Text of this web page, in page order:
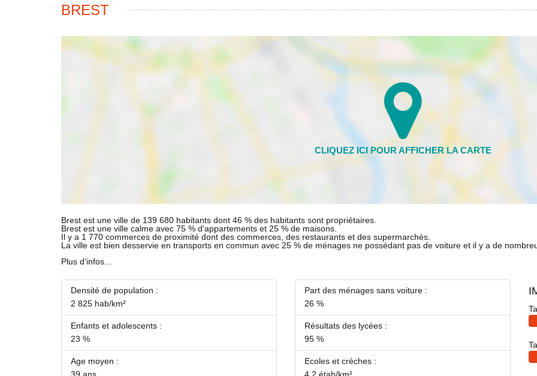
BREST
Brest est une ville de 139 680 habitants dont 46 % des habitants sont propriétaires.
Brest est une ville calme avec 75 % d'appartements et 25 % de maisons.
Il y a 1 770 commerces de proximité dont des commerces, des restaurants et des supermarchés.
La ville est bien desservie en transports en commun avec 25 % de ménages ne possédant pas de voiture et il y a de
Plus d'infos...
Densité de population :
2 825 hab/km²
Enfants et adolescents :
23 %
Age moyen :
Part des ménages sans voiture :
26 %
Résultats des lycées :
95 %
Ecoles et crèches :